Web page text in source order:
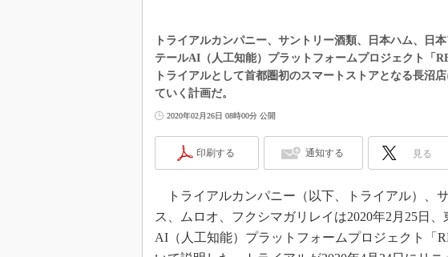
人
日
トライアルカンパニー、サントリー酒類、日本ハム、日
テールAI（人工知能）プラットフォームプロジェクト「
トライアルとして首都圏初のスマートストアとなる長沼
ていく計画だ。
2020年02月26日 08時00分 公開
印刷する 通知する 見る
トライアルカンパニー（以下、トライアル）、
ス、ムロオ、フクシマガリレイは2020年2月25日
AI（人工知能）プラットフォームプロジェクト「